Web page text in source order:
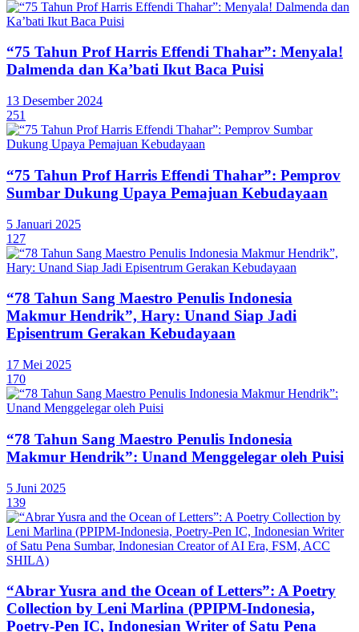
“75 Tahun Prof Harris Effendi Thahar”: Menyala!
Dalmenda dan Ka’bati Ikut Baca Puisi
13 Desember 2024
251
“75 Tahun Prof Harris Effendi Thahar”: Pemprov
Sumbar Dukung Upaya Pemajuan Kebudayaan
5 Januari 2025
127
“78 Tahun Sang Maestro Penulis Indonesia
Makmur Hendrik”, Hary: Unand Siap Jadi
Episentrum Gerakan Kebudayaan
17 Mei 2025
170
“78 Tahun Sang Maestro Penulis Indonesia
Makmur Hendrik”: Unand Menggelegar oleh Puisi
5 Juni 2025
139
“Abrar Yusra and the Ocean of Letters”: A Poetry
Collection by Leni Marlina (PPIPM-Indonesia,
Poetry-Pen IC, Indonesian Writer of Satu Pena